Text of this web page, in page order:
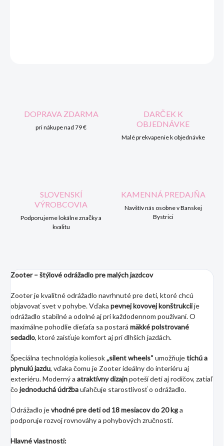
DOPRAVA ZDARMA
pri nákupe nad 79 €
DARČEK K
OBJEDNÁVKE
Malé prekvapenie k objednávke
SLOVENSKÍ
VÝROBCOVIA
Podporujeme lokálne značky a
kvalitu
KAMENNÁ PREDAJŇA
Navštív nás osobne v Banskej
Bystrici
Zooter – štýlové odrážadlo pre malých jazdcov
Zooter je kvalitné odrážadlo navrhnuté pre deti, ktoré chcú
objavovať svet v pohybe. Vďaka pevnej kovovej konštrukciije
odrážadlo stabilné a odolné aj pri každodennom používaní. O
maximálne pohodlie dieťaťa sa postará mäkké polstrované
sedadlo, ktoré zaisťuje komfort aj pri dlhších jazdách.
Špeciálna technológia koliesok„silent wheels“ umožňujetichú a
plynulú jazdu, vďaka čomu je Zooter ideálny do interiéru aj
exteriéru. Moderný a atraktívny dizajnpoteší deti aj rodičov, zatiaľ
čo jednoduchá údržbauľahčuje starostlivosť o odrážadlo.
Odrážadlo jevhodné pre deti od 18 mesiacov do 20 kga
podporuje rozvoj rovnováhy a pohybových zručností.
Hlavné vlastnosti: